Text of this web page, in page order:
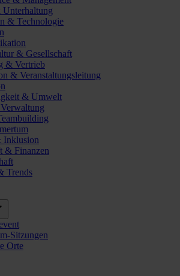
& Technologie
& Gesellschaft
& Vertrieb
& Veranstaltungsleitung
& Umwelt
Inklusion
& Finanzen
Trends
Sitzungen
Orte